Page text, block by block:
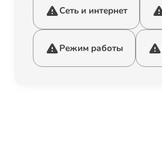
Сеть и интернет
Режим работы